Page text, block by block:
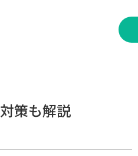
011-530
策も解説